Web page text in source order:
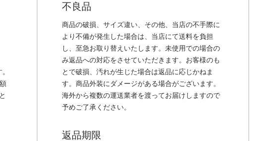
不良品
商品の破損、サイズ違い、その他、当店の不手際に
より不備が発生した場合は、当店にて送料を負担
し、至急お取り替えいたします。未使用での場合の
み返品への対応をさせていただきます。お客様のも
とで破損、汚れが生じた場合は返品に応じかねま
す。商品外装にダメージがある場合がございます。
海外から複数の運送業者を渡ってお届けしますので
予めご了承ください。
返品期限